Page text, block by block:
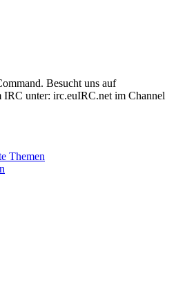
Besucht uns auf
IRC unter: irc.euIRC.net im Channel
Themen